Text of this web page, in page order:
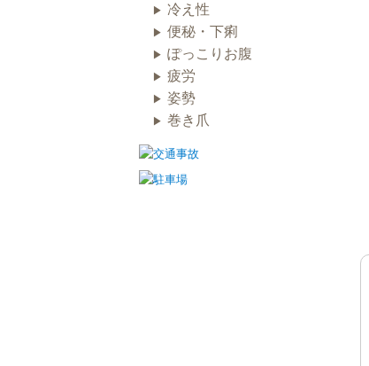
冷え性
便秘・下痢
ぽっこりお腹
疲労
姿勢
巻き爪